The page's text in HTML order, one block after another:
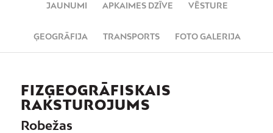
JAUNUMI APKAIMES DZĪVE VĒSTURE
ĢEOGRĀFIJA TRANSPORTS FOTO GALERIJA
FIZĢEOGRĀFISKAIS
RAKSTUROJUMS
Robežas